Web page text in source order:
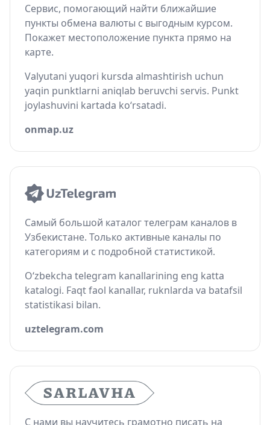
Сервис, помогающий найти ближайшие
пункты обмена валюты с выгодным курсом.
Покажет местоположение пункта прямо на
карте.
Valyutani yuqori kursda almashtirish uchun
yaqin punktlarni aniqlab beruvchi servis. Punkt
joylashuvini kartada ko‘rsatadi.
onmap.uz
Самый большой каталог телеграм каналов в
Узбекистане. Только активные каналы по
категориям и с подробной статистикой.
O‘zbekcha telegram kanallarining eng katta
katalogi. Faqt faol kanallar, ruknlarda va batafsil
statistikasi bilan.
uztelegram.com
С нами вы научитесь грамотно писать на